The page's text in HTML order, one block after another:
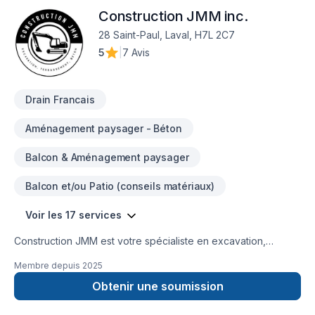
d'exception, centré sur vos besoins et vos aspirations.
Construction JMM inc.
28 Saint-Paul, Laval, H7L 2C7
5
7 Avis
Drain Francais
Aménagement paysager - Béton
Balcon & Aménagement paysager
Balcon et/ou Patio (conseils matériaux)
Voir les 17 services
Construction JMM est votre spécialiste en excavation,
plusieurs années d’expérience en gestion et réalisation de
projets de construction de tous genres, nous offrons des
solutions complètes, fiables et efficaces.Que ce soit pour des
Membre depuis 2025
Obtenir une soumission